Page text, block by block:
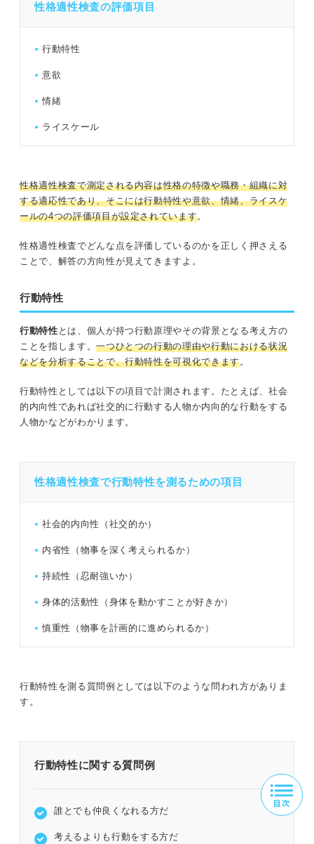
性格適性検査の評価項目
行動特性
意欲
情緒
ライスケール
性格適性検査で測定される内容は性格の特徴や職務・組織に対
する適応性であり、そこには行動特性や意欲、情緒、ライスケ
ールの4つの評価項目が設定されています。
性格適性検査でどんな点を評価しているのかを正しく押さえる
ことで、解答の方向性が見えてきますよ。
行動特性
行動特性 とは、個人が持つ行動原理やその背景となる考え方の
ことを指します。一つひとつの行動の理由や行動における状況
などを分析することで、行動特性を可視化できます。
行動特性としては以下の項目で計測されます。たとえば、社会
的内向性であれば社交的に行動する人物か内向的な行動をする
人物かなどがわかります。
性格適性検査で行動特性を測るための項目
社会的内向性（社交的か）
内省性（物事を深く考えられるか）
持続性（忍耐強いか）
身体的活動性（身体を動かすことが好きか）
慎重性（物事を計画的に進められるか）
行動特性を測る質問例としては以下のような問われ方がありま
す。
行動特性に関する質問例
誰とでも仲良くなれる方だ
考えるよりも行動をする方だ